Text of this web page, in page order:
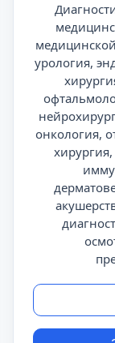
урология,
онкология,